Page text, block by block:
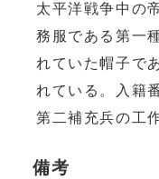
太平洋戦争中の
務服である第一
れていた帽子で
れている。入籍
第二補充兵の工
備考